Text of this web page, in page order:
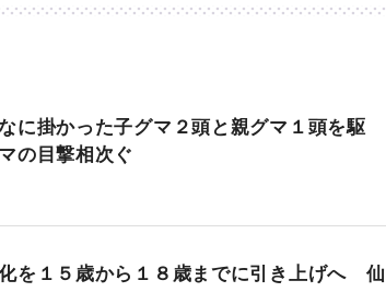
に掛かった子グマ２頭と親グマ１頭を駆
の目撃相次ぐ
を１５歳から１８歳までに引き上げへ 仙